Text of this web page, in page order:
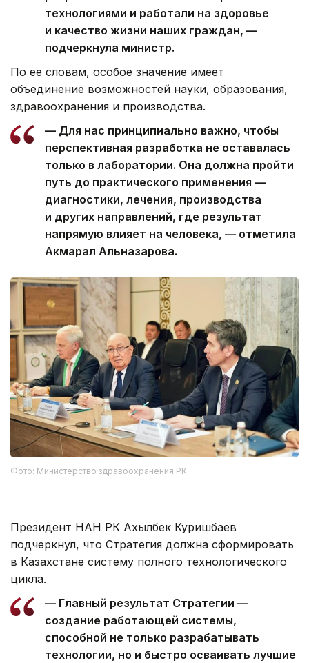
технологиями и работали на здоровье
и качество жизни наших граждан, —
подчеркнула министр.
По ее словам, особое значение имеет
объединение возможностей науки, образования,
здравоохранения и производства.
— Для нас принципиально важно, чтобы
перспективная разработка не оставалась
только в лаборатории. Она должна пройти
путь до практического применения —
диагностики, лечения, производства
и других направлений, где результат
напрямую влияет на человека, — отметила
Акмарал Альназарова.
Фото: Министерство здравоохранения РК
Президент НАН РК Ахылбек Куришбаев
подчеркнул, что Стратегия должна сформировать
в Казахстане систему полного технологического
цикла.
— Главный результат Стратегии —
создание работающей системы,
способной не только разрабатывать
технологии, но и быстро осваивать лучшие